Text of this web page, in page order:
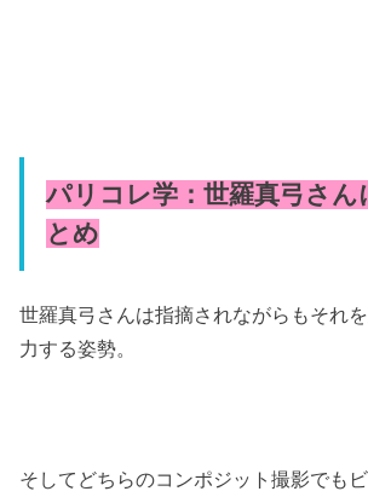
パリコレ学：世羅真弓さん
とめ
世羅真弓さんは指摘されながらもそれ
力する姿勢。
そしてどちらのコンポジット撮影でも